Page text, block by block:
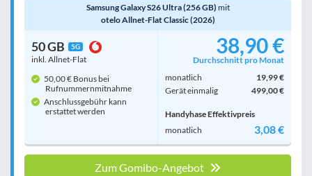
Samsung Galaxy S26 Ultra (256 GB) mit
otelo Allnet-Flat Classic (2026)
50 GB 5G
inkl. Allnet-Flat
50,00 € Bonus bei
Rufnummern­mitnahme
Anschlussgebühr kann
erstattet werden
38,90 €
Durchschnitt pro Monat
monatlich
19,99 €
Gerät einmalig
499,00 €
Handyhase Effektivpreis
monatlich
3,08 €
Zum Gomibo-Angebot